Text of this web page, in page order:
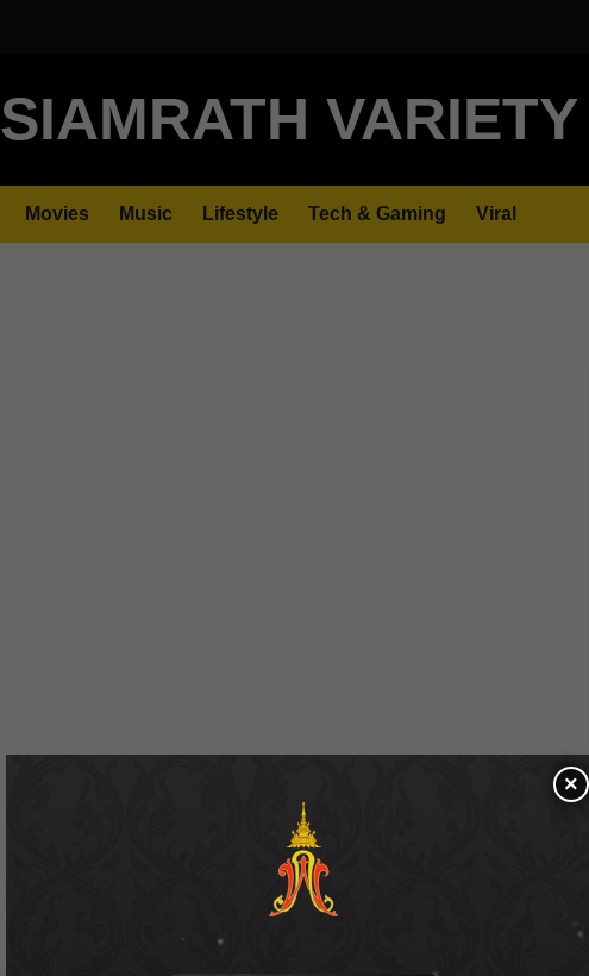
SIAMRATH VARIETY
Movies Music Lifestyle Tech & Gaming Viral
×